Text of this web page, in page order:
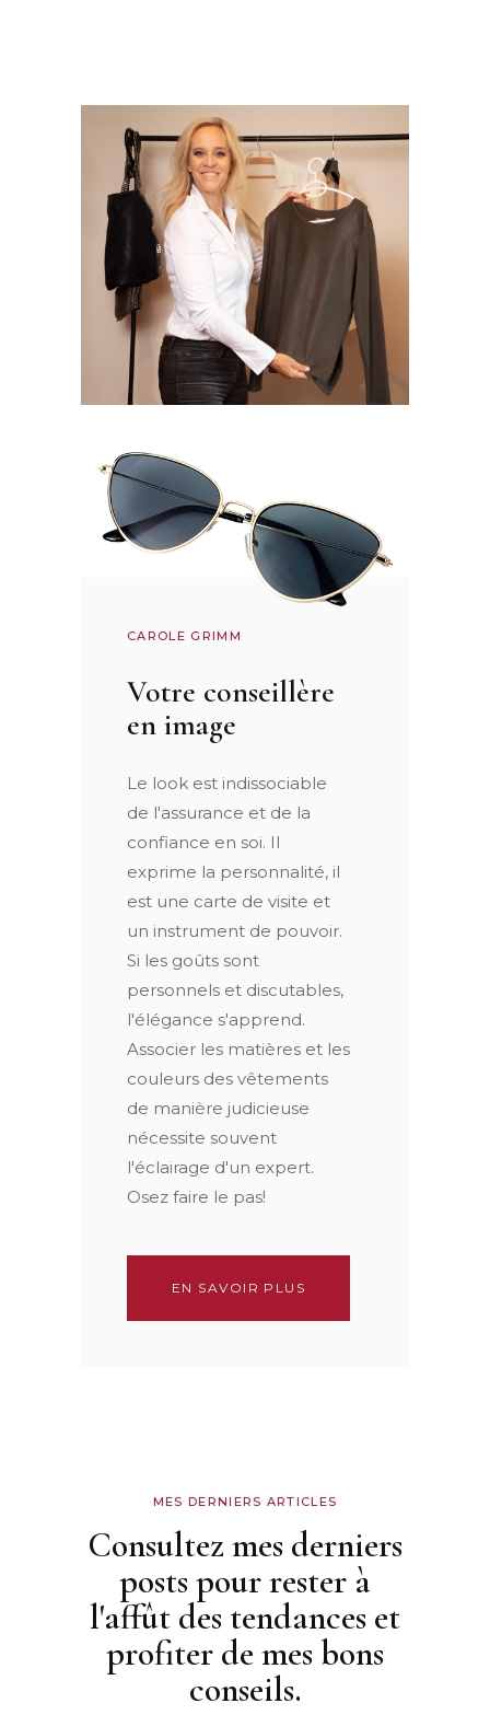
CAROLE GRIMM
Votre conseillère
en image
Le look est indissociable
de l'assurance et de la
confiance en soi. Il
exprime la personnalité, il
est une carte de visite et
un instrument de pouvoir.
Si les goûts sont
personnels et discutables,
l'élégance s'apprend.
Associer les matières et les
couleurs des vêtements
de manière judicieuse
nécessite souvent
l'éclairage d'un expert.
Osez faire le pas!
EN SAVOIR PLUS
MES DERNIERS ARTICLES
Consultez mes derniers
posts pour rester à
l'affût des tendances et
profiter de mes bons
conseils.